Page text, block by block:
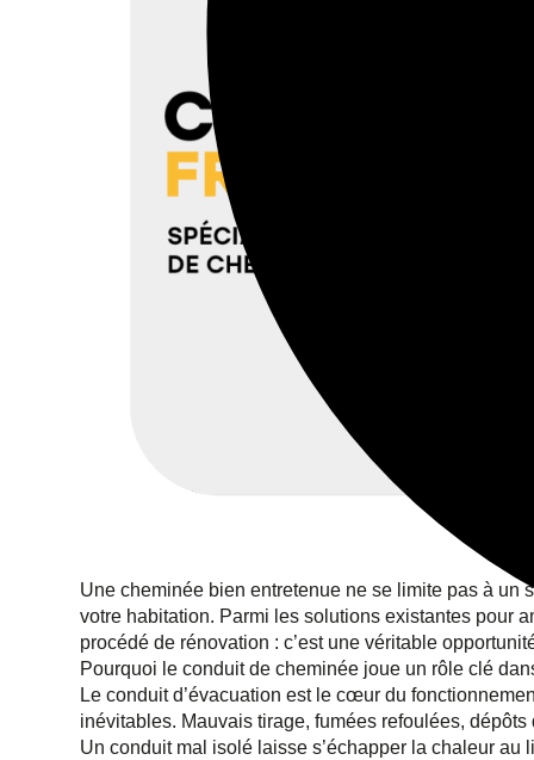
Une cheminée bien entretenue ne se limite pas à un
votre habitation. Parmi les solutions existantes pour
procédé de rénovation : c’est une véritable
Pourquoi le conduit de cheminée joue un rôle clé
Le conduit d’évacuation est le cœur du
inévitables. Mauvais tirage, fumées refoulées,
Un conduit mal isolé laisse s’échapper la chaleur